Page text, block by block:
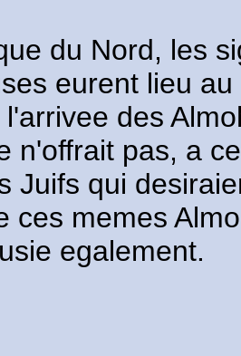
du Nord, les
eurent lieu
des
n'offrait pas, a
Juifs qui
ces memes
egalement.